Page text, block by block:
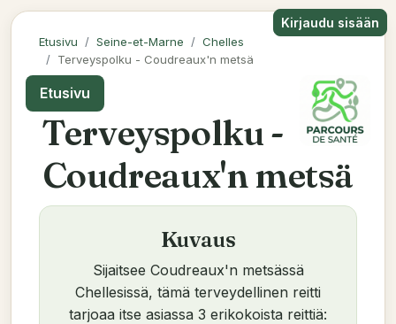
Kirjaudu sisään
Etusivu Seine-et-Marne
Chelles
Terveyspolku - Coudreaux'n metsä
Etusivu
Terveyspolku -
Coudreaux'n metsä
Kuvaus
Sijaitsee Coudreaux'n metsässä
Chellesissä, tämä terveydellinen reitti
tarjoaa itse asiassa 3 erikokoista reittiä: